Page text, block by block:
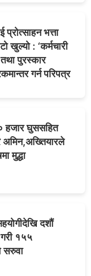
प्रोत्साहन भत्ता
खुल्यो : ‘कर्मचारी
पुरस्कार
गर्न परिपत्र
हजार घुससहित
अमिन,अख्तियारले
मुद्धा
दशौं
१५५
सरुवा